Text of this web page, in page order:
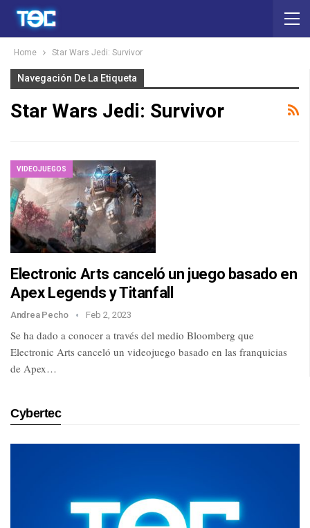
Home Star Wars Jedi: Survivor
Navegación De La Etiqueta
Star Wars Jedi: Survivor
VIDEOJUEGOS
Electronic Arts canceló un juego basado en
Apex Legends y Titanfall
Andrea Pecho Feb 2, 2023
Se ha dado a conocer a través del medio Bloomberg que
Electronic Arts canceló un videojuego basado en las franquicias
de Apex…
Cybertec